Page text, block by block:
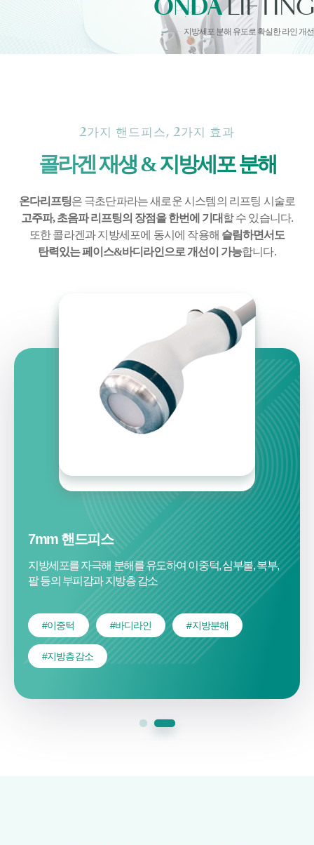
ONDALIFTING
지방세포 분해 유도로 확실한 라인 개선
2가지 핸드피스, 2가지 효과
콜라겐 재생 & 지방세포 분해
온다리프팅은 극초단파라는 새로운 시스템의 리프팅 시술로
고주파, 초음파 리프팅의 장점을한번에 기대할 수 있습니다.
또한 콜라겐과 지방세포에 동시에 작용해 슬림하면서도
탄력있는페이스&바디라인으로 개선이 가능합니다.
7mm 핸드피스
지방세포를 자극해 분해를 유도하여이중턱, 심부볼, 복부,
팔 등의 부피감과 지방층 감소
#이중턱 #바디라인 #지방분해
#지방층감소